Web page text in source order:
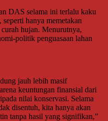
DAS selama ini terlalu kaku
hanya memetakan
hujan. Menurutnya,
politik penguasaan lahan
jauh lebih masif
keuntungan finansial dari
nilai konservasi. Selama
disentuh, kita hanya akan
tanpa hasil yang signifikan,”